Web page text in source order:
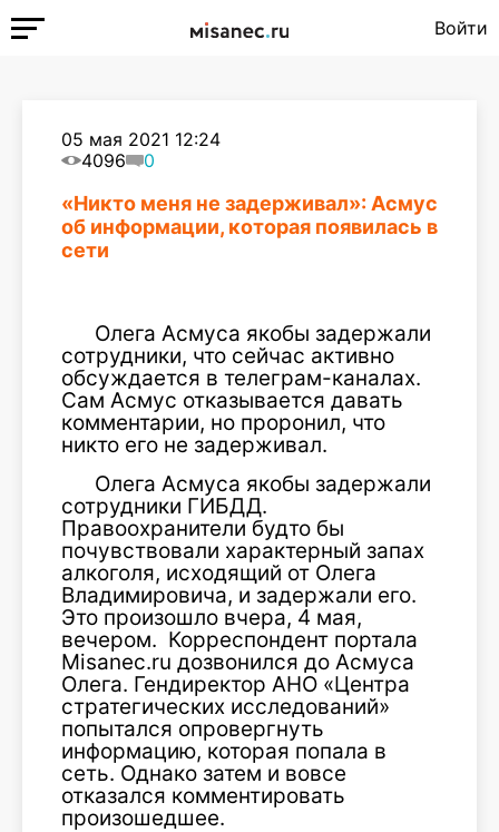
Войти
05 мая 2021 12:24
4096
0
«Никто меня не задерживал»: Асмус
об информации, которая появилась в
сети
Олега Асмуса якобы задержали
сотрудники, что сейчас активно
обсуждается в телеграм-каналах.
Сам Асмус отказывается давать
комментарии, но проронил, что
никто его не задерживал.
Олега Асмуса якобы задержали
сотрудники ГИБДД.
Правоохранители будто бы
почувствовали характерный запах
алкоголя, исходящий от Олега
Владимировича, и задержали его.
Это произошло вчера, 4 мая,
вечером. Корреспондент портала
Misanec.ru дозвонился до Асмуса
Олега. Гендиректор АНО «Центра
стратегических исследований»
попытался опровергнуть
информацию, которая попала в
сеть. Однако затем и вовсе
отказался комментировать
произошедшее.